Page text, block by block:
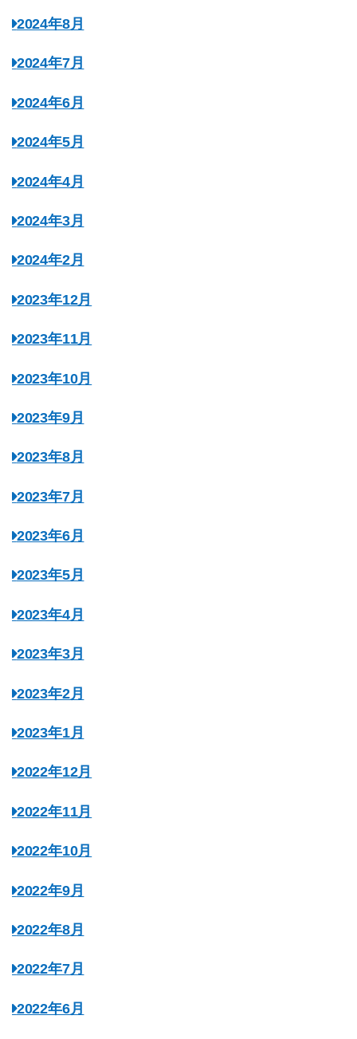
2024年8月
2024年7月
2024年6月
2024年5月
2024年4月
2024年3月
2024年2月
2023年12月
2023年11月
2023年10月
2023年9月
2023年8月
2023年7月
2023年6月
2023年5月
2023年4月
2023年3月
2023年2月
2023年1月
2022年12月
2022年11月
2022年10月
2022年9月
2022年8月
2022年7月
2022年6月